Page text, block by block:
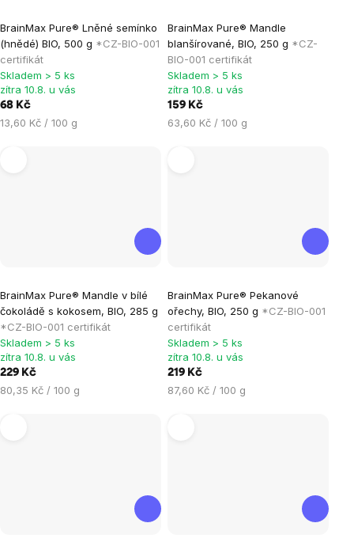
BrainMax Pure® Lněné semínko
(hnědé) BIO, 500 g *CZ-BIO-001
certifikát
hodnocení
produktu
je
0,0
z
5
Skladem > 5 ks
zítra 10.8. u vás
68 Kč
Měrná
13,60 Kč / 100 g
BrainMax Pure® Mandle
blanšírované, BIO, 250 g *CZ-
BIO-001 certifikát
hodnocení
produktu
je
5,0
z
5
Skladem > 5 ks
zítra 10.8. u vás
159 Kč
Měrná
63,60 Kč / 100 g
BrainMax Pure® Mandle v bílé
čokoládě s kokosem, BIO, 285 g
*CZ-BIO-001 certifikát
hodnocení
produktu
je
5,0
z
5
Skladem > 5 ks
zítra 10.8. u vás
229 Kč
Měrná
80,35 Kč / 100 g
BrainMax Pure® Pekanové
ořechy, BIO, 250 g *CZ-BIO-001
certifikát
hodnocení
produktu
je
0,0
z
5
Skladem > 5 ks
zítra 10.8. u vás
219 Kč
Měrná
87,60 Kč / 100 g